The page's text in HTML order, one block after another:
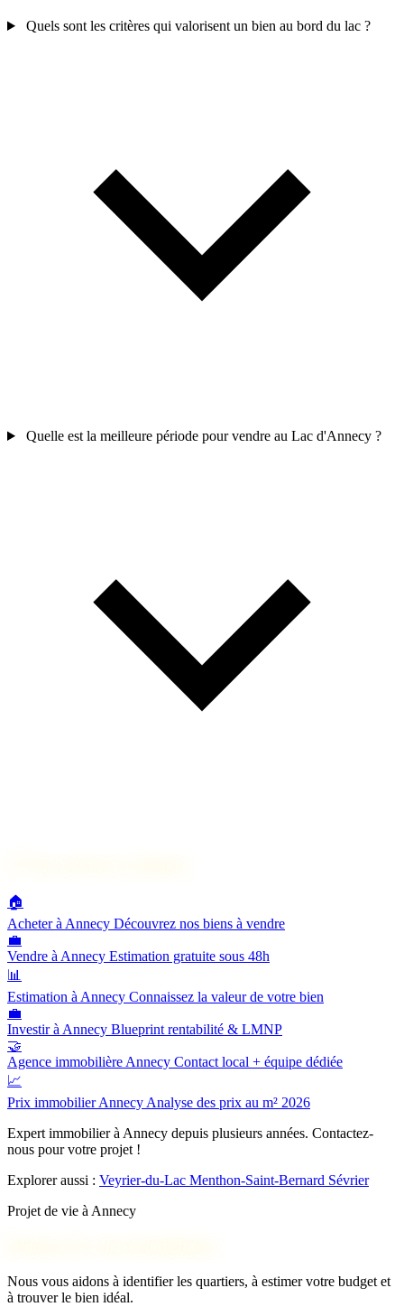
Quels sont les critères qui valorisent un bien au bord du lac ?
Quelle est la meilleure période pour vendre au Lac d'Annecy ?
🏠
Acheter à Annecy Découvrez nos biens à vendre
💼
Vendre à Annecy Estimation gratuite sous 48h
📊
Estimation à Annecy Connaissez la valeur de votre bien
💼
Investir à Annecy Blueprint rentabilité & LMNP
🤝
Agence immobilière Annecy Contact local + équipe dédiée
📈
Prix immobilier AnnecyAnalyse des prix au m² 2026
Expert immobilier à Annecy depuis plusieurs années. Contactez-
nous pour votre projet !
Explorer aussi : Veyrier-du-Lac Menthon-Saint-Bernard Sévrier
Projet de vie à Annecy
Nous vous aidons à identifier les quartiers, à estimer votre budget et
à trouver le bien idéal.